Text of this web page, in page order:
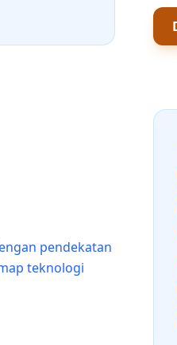
pendekatan
teknologi